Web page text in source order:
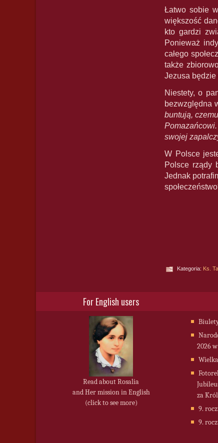
Łatwo sobie
większość
kto gardzi
Ponieważ
całego
także
Jezusa będzie
Niestety, o
bezwzględna
buntują,
swojej
W Polsce
Polsce rządy
Jednak
Kategoria: Ks.
For English users
Read about Rosalia
and Her mission in English
(click to see more)
2026
za
9.
9.